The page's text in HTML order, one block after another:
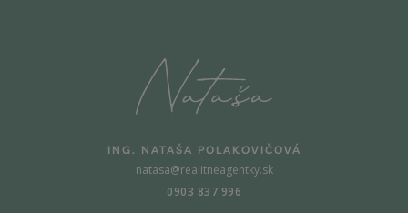
ING. NATAŠA POLAKOVIČOVÁ
natasa@realitneagentky.sk
0903 837 996